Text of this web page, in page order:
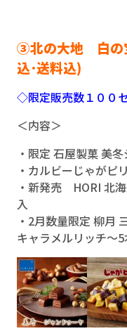
③北の大地 白の
込･送料込)
◇限定販売数１００
＜内容＞
・限定 石屋製菓 美
・カルビーじゃが
・新発売 HORI 北
入
・2月数量限定 柳月
キャラメルリッチ～